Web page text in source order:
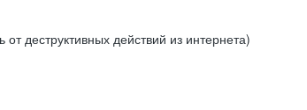
деструктивных действий из интернета)